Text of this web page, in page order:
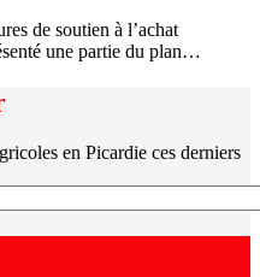
de soutien à l’achat
une partie du plan…
en Picardie ces derniers